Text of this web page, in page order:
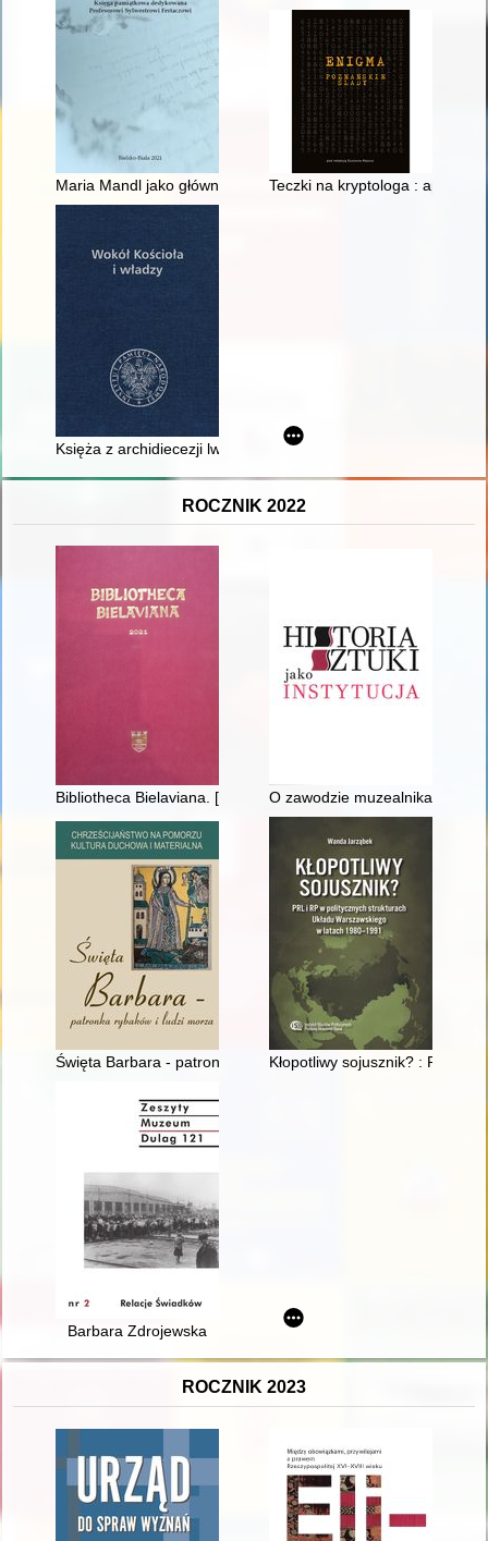
Maria Mandl jako główna nadzorczyni (Oberaufseherin)
Teczki na kryptologa : aparat
Księża z archidiecezji lwowskiej pracujący po II wojnie
ROCZNIK 2022
Bibliotheca Bielaviana. [R. 13] (2021)O zawodzie muzealnika w
Święta Barbara - patronka rybaków i ludzi morza :
Kłopotliwy sojusznik? : PRL i
Barbara Zdrojewska
ROCZNIK 2023